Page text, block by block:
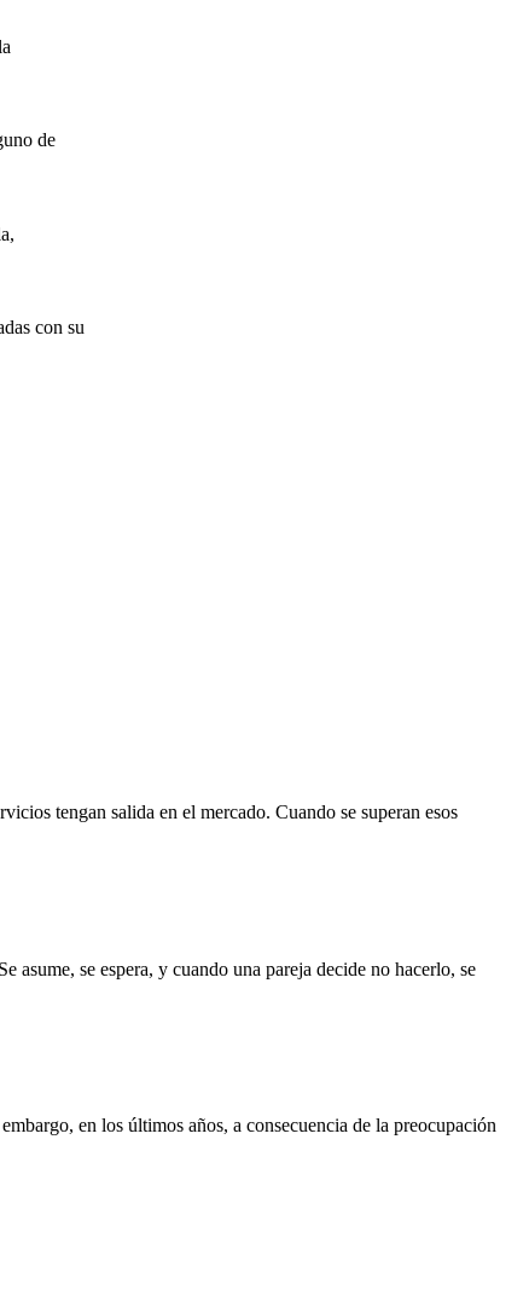
de
con su
tengan salida en el mercado. Cuando se superan esos
asume, se espera, y cuando una pareja decide no hacerlo, se
en los últimos años, a consecuencia de la preocupación